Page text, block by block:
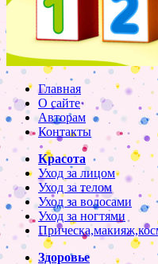
Главная
О сайте
Авторам
Контакты
Красота
Уход за лицом
Уход за телом
Уход за волосами
Уход за ногтями
Здоровье